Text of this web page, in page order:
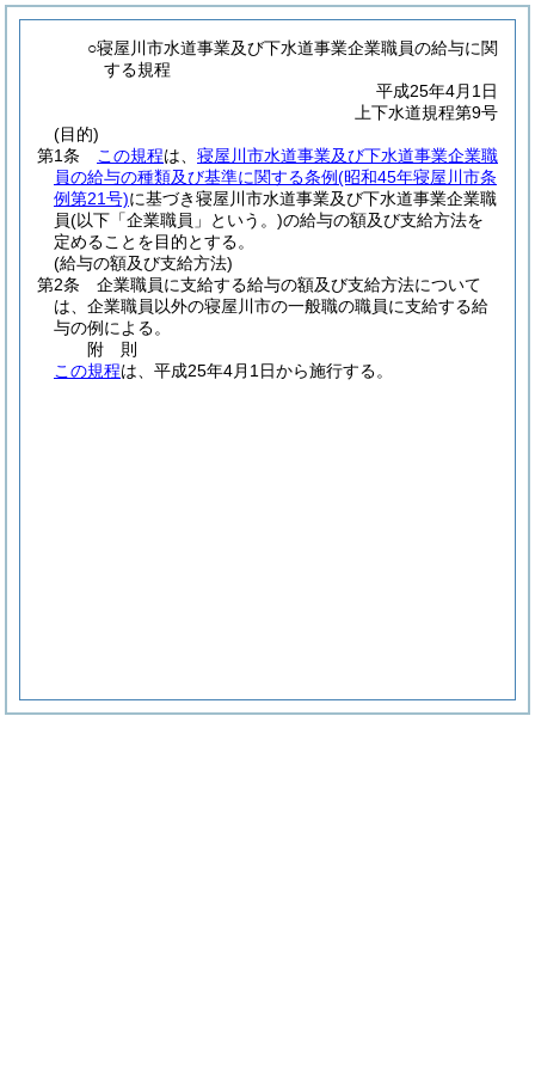
○寝屋川市水道事業及び下水道事業企業職員の給与に関
する規程
平成25年4月1日
上下水道規程第9号
(目的)
第1条
この規程は、 寝屋川市水道事業及び下水道事業企業職
員の給与の種類及び基準に関する条例(昭和45年寝屋川市条
例第21号)に基づき寝屋川市水道事業及び下水道事業企業職
員(以下「企業職員」という。)の給与の額及び支給方法を
定めることを目的とする。
(給与の額及び支給方法)
第2条
企業職員に支給する給与の額及び支給方法について
は、企業職員以外の寝屋川市の一般職の職員に支給する給
与の例による。
附 則
この規程は、平成25年4月1日から施行する。